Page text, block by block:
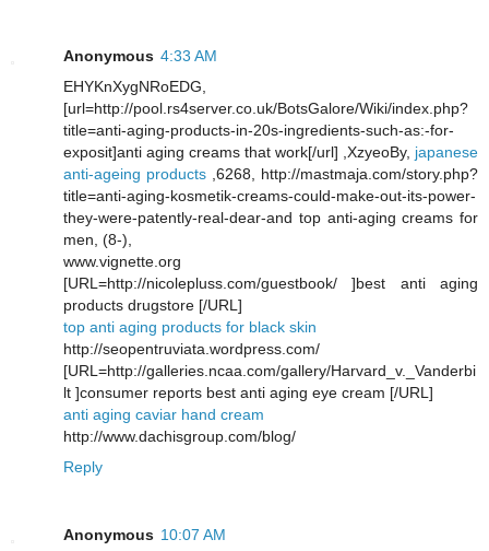
Anonymous 4:33 AM
EHYKnXygNRoEDG,
[url=http://pool.rs4server.co.uk/BotsGalore/Wiki/index.php?
title=anti-aging-products-in-20s-ingredients-such-as:-for-
exposit]anti aging creams that work[/url] ,XzyeoBy, japanese
anti-ageing products ,6268, http://mastmaja.com/story.php?
title=anti-aging-kosmetik-creams-could-make-out-its-power-
they-were-patently-real-dear-and top anti-aging creams for
men, (8-),
www.vignette.org
[URL=http://nicolepluss.com/guestbook/ ]best anti aging
products drugstore [/URL]
top anti aging products for black skin
http://seopentruviata.wordpress.com/
[URL=http://galleries.ncaa.com/gallery/Harvard_v._Vanderbi
lt ]consumer reports best anti aging eye cream [/URL]
anti aging caviar hand cream
http://www.dachisgroup.com/blog/
Reply
Anonymous 10:07 AM